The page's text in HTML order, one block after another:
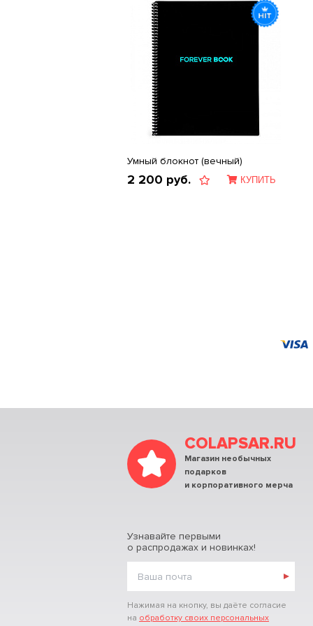
Умный блокнот (вечный)
2 200 руб. КУПИТЬ
COLAPSAR.RU
Магазин необычных
подарков
и корпоративного мерча
Узнавайте первыми
о распродажах и новинках!
Нажимая на кнопку, вы даёте согласие
на обработку своих персональных